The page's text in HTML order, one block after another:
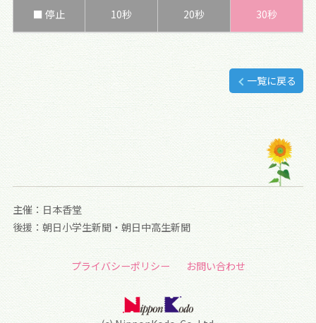
■ 停止 10秒 20秒 30秒
一覧に戻る
主催：日本香堂
後援：朝日小学生新聞・朝日中高生新聞
プライバシーポリシー お問い合わせ